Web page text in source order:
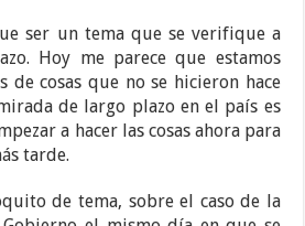
ser un tema que se verifique a
Hoy me parece que estamos
de cosas que no se hicieron hace
de largo plazo en el país es
a hacer las cosas ahora para
tarde.
de tema, sobre el caso de la